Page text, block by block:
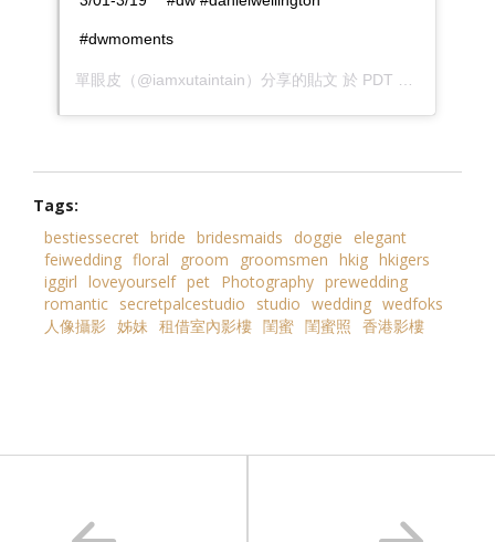
#dwmoments
單眼皮 （@iamxutaintain）分享的貼文 於 PDT 2019 年 3月 月 13 日 上午 7:24
Tags:
bestiessecret bride bridesmaids doggie
elegant
feiwedding floral groom groomsmen hkig hkigers
iggirl loveyourself pet Photography prewedding
romantic secretpalcestudio studio wedding wedfoks
人像攝影 姊妹 租借室內影樓 閨蜜 閨蜜照 香港影樓